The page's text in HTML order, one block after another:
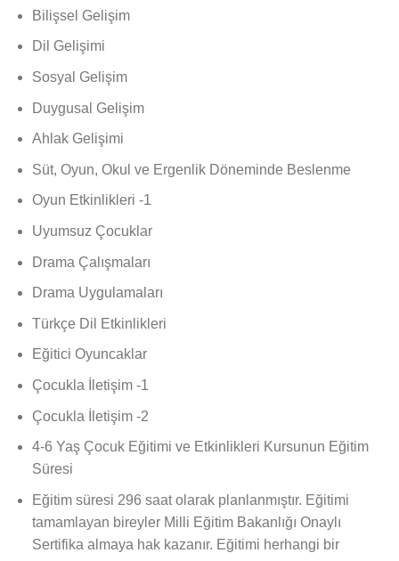
Bilişsel Gelişim
Dil Gelişimi
Sosyal Gelişim
Duygusal Gelişim
Ahlak Gelişimi
Süt, Oyun, Okul ve Ergenlik Döneminde Beslenme
Oyun Etkinlikleri -1
Uyumsuz Çocuklar
Drama Çalışmaları
Drama Uygulamaları
Türkçe Dil Etkinlikleri
Eğitici Oyuncaklar
Çocukla İletişim -1
Çocukla İletişim -2
4-6 Yaş Çocuk Eğitimi ve Etkinlikleri Kursunun Eğitim
Süresi
Eğitim süresi 296 saat olarak planlanmıştır. Eğitimi
tamamlayan bireyler Milli Eğitim Bakanlığı Onaylı
Sertifika almaya hak kazanır. Eğitimi herhangi bir